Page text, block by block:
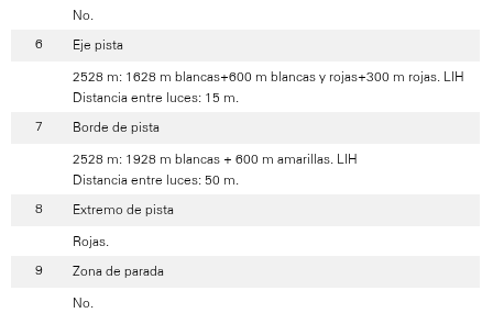
No.
Eje pista
2528 m: 1628 m blancas+600 m blancas y rojas+300 m rojas. LIH
Distancia entre luces: 15 m.
Borde de pista
2528 m: 1928 m blancas + 600 m amarillas. LIH
Distancia entre luces: 50 m.
Extremo de pista
Rojas.
Zona de parada
No.